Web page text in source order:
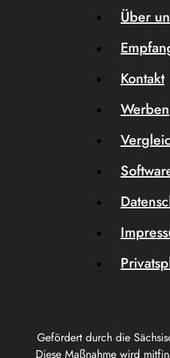
Gefördert durch die
Diese Maßnahme wird
Über
Kontakt
Werben